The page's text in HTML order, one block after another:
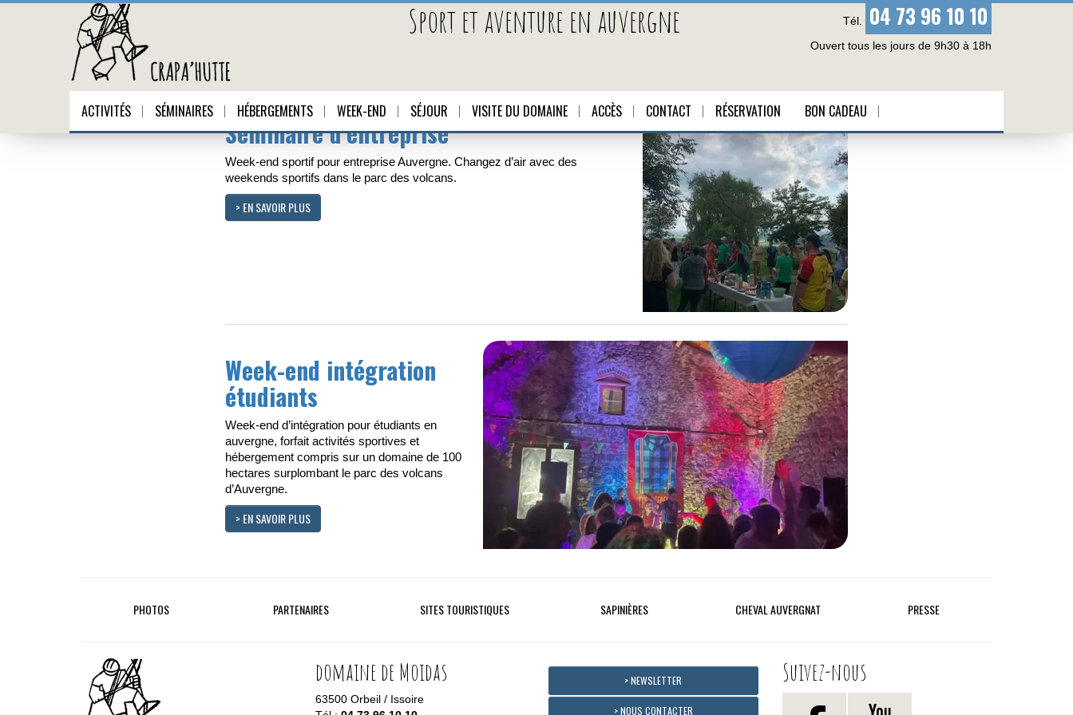
Sport et aventure en auvergne Tél. 04 73 96 10 10
Ouvert tous les jours de 9h30 à 18h
ACTIVITÉS SÉMINAIRES HÉBERGEMENTS WEEK-END SÉJOUR VISITE DU DOMAINE ACCÈS CONTACT RÉSERVATION BON CADEAU
Séminaires
Séminaire d’entreprise
Week-end sportif pour entreprise Auvergne. Changez d’air avec des
weekends sportifs dans le parc des volcans.
> EN SAVOIR PLUS
Week-end intégration
étudiants
Week-end d’intégration pour étudiants en
auvergne, forfait activités sportives et
hébergement compris sur un domaine de 100
hectares surplombant le parc des volcans
d’Auvergne.
> EN SAVOIR PLUS
PHOTOS PARTENAIRES SITES TOURISTIQUES SAPINIÈRES CHEVAL AUVERGNAT PRESSE
domaine de Moidas
63500 Orbeil / Issoire
> NEWSLETTER
> NOUS CONTACTER
Suivez-nous